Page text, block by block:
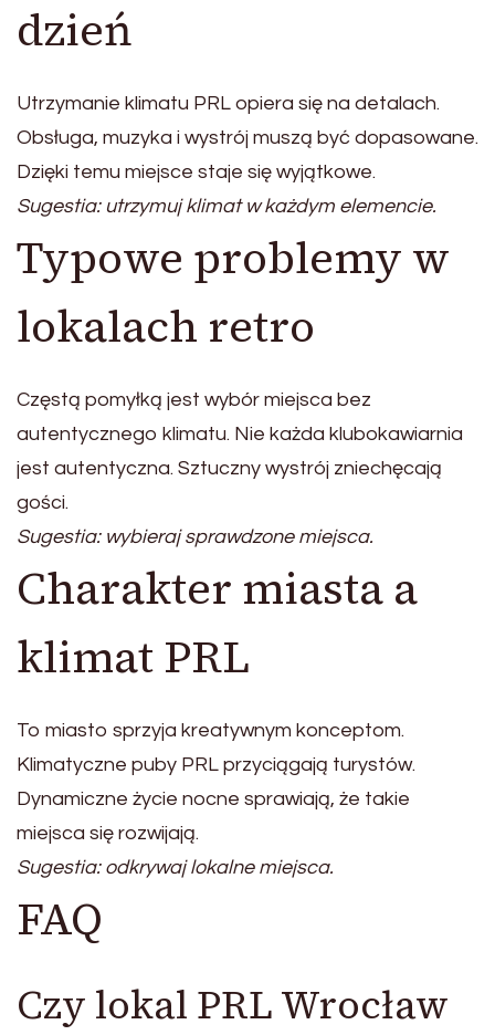
dzień
Utrzymanie klimatu PRL opiera się na detalach.
Obsługa, muzyka i wystrój muszą być dopasowane.
Dzięki temu miejsce staje się wyjątkowe.
Sugestia: utrzymuj klimat w każdym elemencie.
Typowe problemy w
lokalach retro
Częstą pomyłką jest wybór miejsca bez
autentycznego klimatu. Nie każda klubokawiarnia
jest autentyczna. Sztuczny wystrój zniechęcają
gości.
Sugestia: wybieraj sprawdzone miejsca.
Charakter miasta a
klimat PRL
To miasto sprzyja kreatywnym konceptom.
Klimatyczne puby PRL przyciągają turystów.
Dynamiczne życie nocne sprawiają, że takie
miejsca się rozwijają.
Sugestia: odkrywaj lokalne miejsca.
FAQ
Czy lokal PRL Wrocław